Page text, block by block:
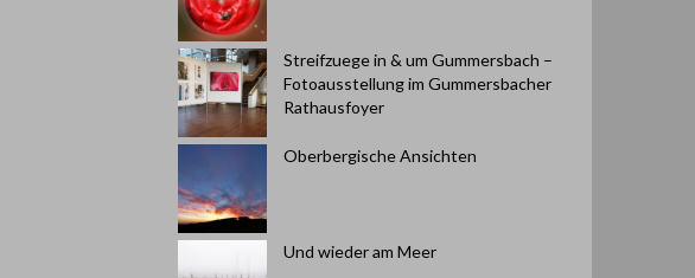
Streifzuege in & um Gummersbach –
Fotoausstellung im Gummersbacher
Rathausfoyer
Oberbergische Ansichten
Und wieder am Meer